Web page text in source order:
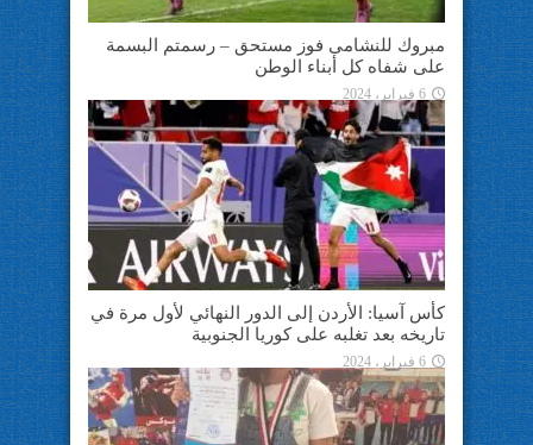
مبروك للنشامى فوز مستحق – رسمتم البسمة
على شفاه كل أبناء الوطن
6 فبراير، 2024
كأس آسيا: الأردن إلى الدور النهائي لأول مرة في
تاريخه بعد تغلبه على كوريا الجنوبية
6 فبراير، 2024